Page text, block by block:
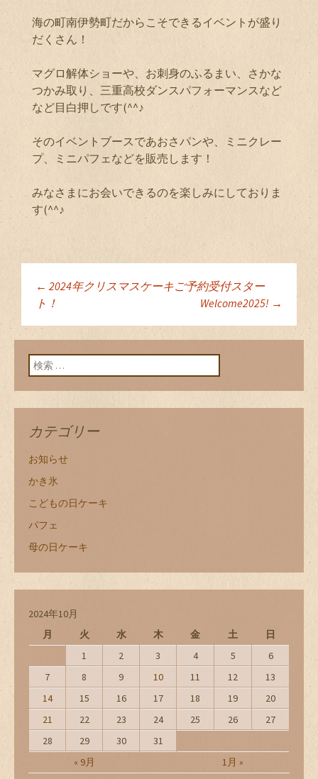
海の町南伊勢町だからこそできるイベントが盛り
だくさん！
マグロ解体ショーや、お刺身のふるまい、さかな
つかみ取り、三重高校ダンスパフォーマンスなど
など目白押しです(^^♪
そのイベントブースであおさパンや、ミニクレー
プ、ミニパフェなどを販売します！
みなさまにお会いできるのを楽しみにしておりま
す(^^♪
投稿ナビゲーショ
ン
← 2024年クリスマスケーキご予約受付スター
ト！
Welcome2025! →
検索:
カテゴリー
お知らせ
かき氷
こどもの日ケーキ
パフェ
母の日ケーキ
2024年10月
月
火 水 木 金 土 日
« 9月 1月 »
1 2 3 4 5
6
7
8 9 10 11 12
13
14
15 16 17 18 19
20
21
22 23 24 25 26
27
28
29 30 31